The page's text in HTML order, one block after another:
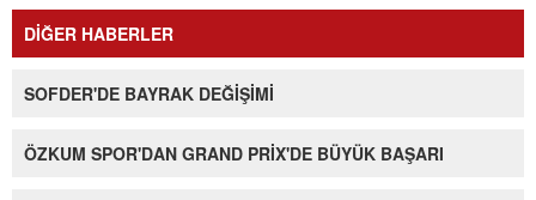
DİĞER HABERLER
SOFDER'DE BAYRAK DEĞİŞİMİ
ÖZKUM SPOR'DAN GRAND PRİX'DE BÜYÜK BAŞARI